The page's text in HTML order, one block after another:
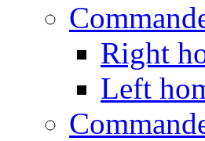
Right
Left